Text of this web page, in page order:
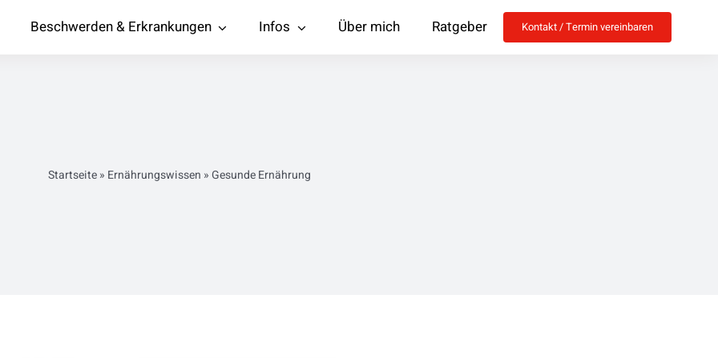
Beschwerden & Erkrankungen Infos Über mich Ratgeber Kontakt / Termin vereinbaren
Startseite» Ernährungswissen »Gesunde Ernährung